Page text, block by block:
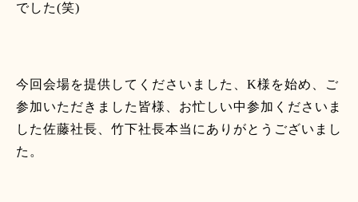
でした(笑)
今回会場を提供してくださいました、 K様を始め、ご
参加いただきました皆様、お忙しい中参加くださいま
した佐藤社長、竹下社長本当にありがとうございまし
た。